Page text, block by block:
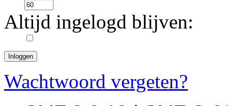
Altijd ingelogd blijven:
Wachtwoord vergeten?